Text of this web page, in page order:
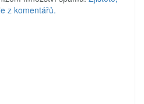
z komentářů.